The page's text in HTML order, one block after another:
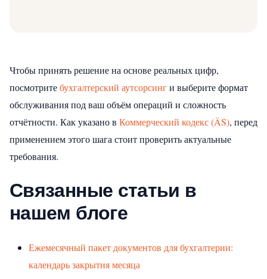
Чтобы принять решение на основе реальных цифр,
посмотритебухгалтерский аутсорсинги выберите формат
обслуживания под ваш объём операций и сложность
отчётности. Как указано в Коммерческий кодекс (ÄS), перед
применением этого шага стоит проверить актуальные
требования.
Связанные статьи в
нашем блоге
Ежемесячный пакет документов для бухгалтерии:
календарь закрытия месяца